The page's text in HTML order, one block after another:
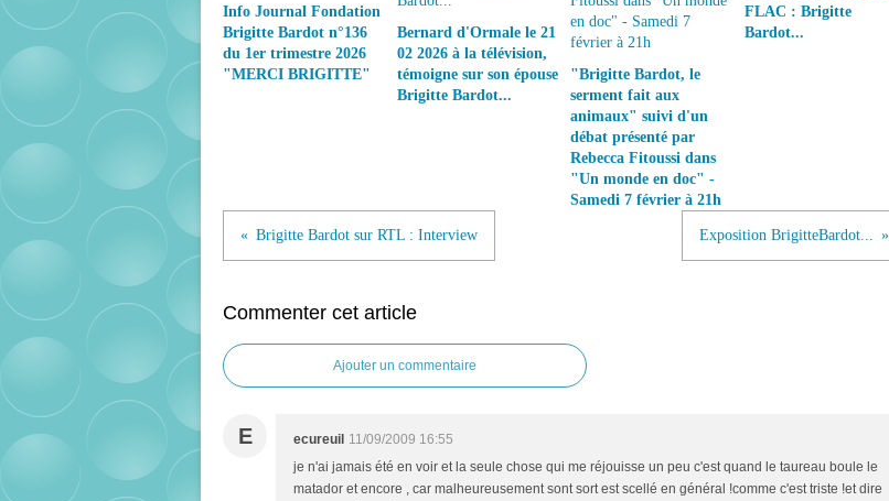
Info Journal Fondation
Brigitte Bardot n°136
du 1er trimestre 2026
"MERCI BRIGITTE"
Bernard d'Ormale le 21
02 2026 à la télévision,
témoigne sur son épouse
Brigitte Bardot...
"Brigitte Bardot, le
serment fait aux
animaux" suivi d'un
débat présenté par
Rebecca Fitoussi dans
"Un monde en doc" -
Samedi 7 février à 21h
FLAC : Brigitte
Bardot...
Brigitte Bardot sur RTL : Interview Exposition BrigitteBardot...
Commenter cet article
Ajouter un commentaire
E ecureuil 11/09/2009 16:55
je n'ai jamais été en voir et la seule chose qui me réjouisse un peu c'est quand le taureau boule le
matador et encore , car malheureusement sont sort est scellé en général !comme c'est triste !et dire